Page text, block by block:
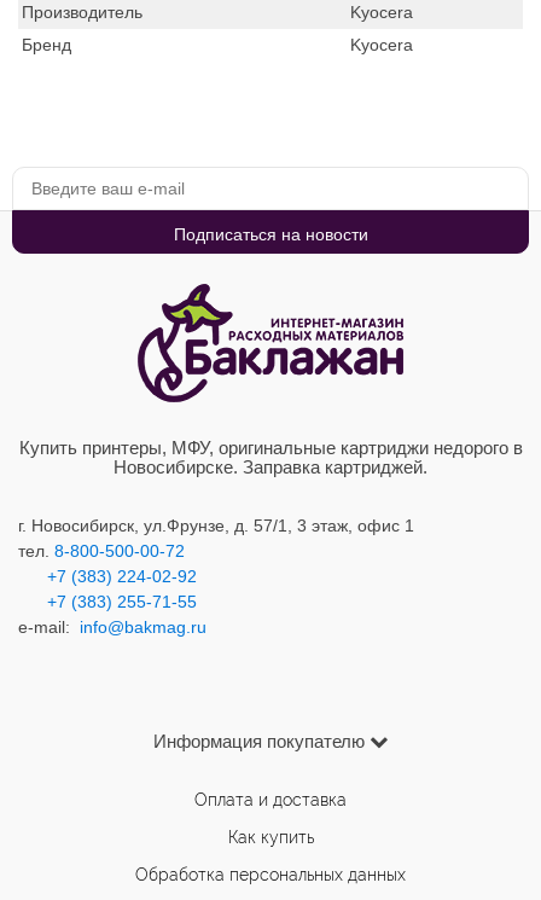
Производитель
Kyocera
Бренд
Kyocera
Купить принтеры, МФУ, оригинальные картриджи недорого в
Новосибирске. Заправка картриджей.
г. Новосибирск, ул.Фрунзе, д. 57/1, 3 этаж, офис 1
тел. 8-800-500-00-72
+7 (383) 224-02-92
+7 (383) 255-71-55
e-mail: info@bakmag.ru
Информация покупателю
Оплата и доставка
Как купить
Обработка персональных данных